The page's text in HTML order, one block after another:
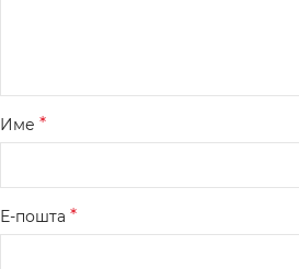
Име *
Е-пошта *